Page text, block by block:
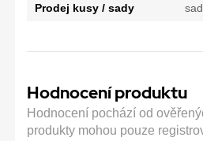
Prodej kusy / sady
Hodnocení produktu
Hodnocení pochází od
produkty mohou pouze